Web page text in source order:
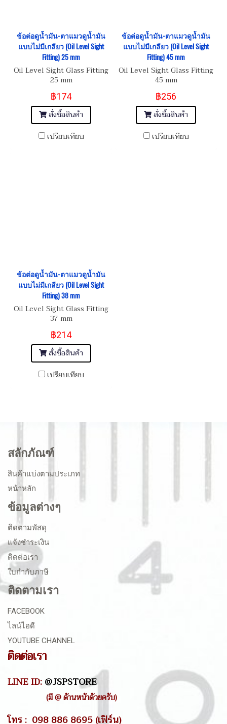
ข้อต่อดูน้ำมัน-ตาแมวดูน้ำมัน
แบบไม่มีเกลียว (Oil Level Sight
Fitting) 25 mm
Oil Level Sight Glass Fitting
25 mm
฿174
สั่งซื้อสินค้า
เปรียบเทียบ
ข้อต่อดูน้ำมัน-ตาแมวดูน้ำมัน
แบบไม่มีเกลียว (Oil Level Sight
Fitting) 45 mm
Oil Level Sight Glass Fitting
45 mm
฿256
สั่งซื้อสินค้า
เปรียบเทียบ
ข้อต่อดูน้ำมัน-ตาแมวดูน้ำมัน
แบบไม่มีเกลียว (Oil Level Sight
Fitting) 38 mm
Oil Level Sight Glass Fitting
37 mm
฿214
สั่งซื้อสินค้า
เปรียบเทียบ
สลักภัณฑ์
สินค้าแบ่งตามประเภท
หน้าหลัก
ข้อมูลต่างๆ
ติดตามพัสดุ
แจ้งชำระเงิน
ติดต่อเรา
ใบกำกับภาษี
ติดตามเรา
FACEBOOK
ไลน์ไอดี
YOUTUBE CHANNEL
ติดต่อเรา
LINE ID:@JSPSTORE
(มี @ ด้านหน้าด้วยครับ)
โทร : 098 886 8695 (เฟิร์น)